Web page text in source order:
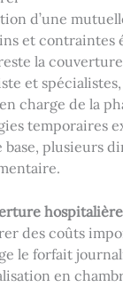
d’une
et contraintes
la
et
charge de la
temporaires
base, plusieurs
des coûts
le forfait
en